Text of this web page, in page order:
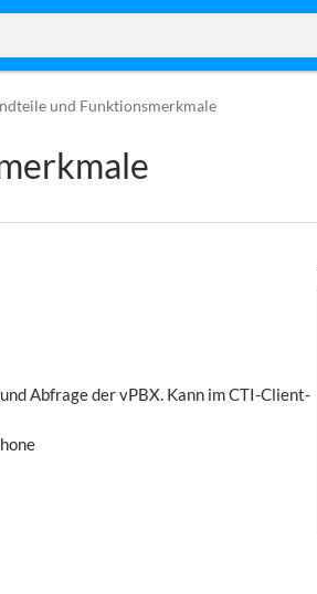
und Funktionsmerkmale
Abfrage der vPBX. Kann im CTI-Client-